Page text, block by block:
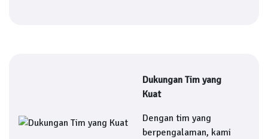
Dukungan Tim yang
Kuat
Dengan tim yang
berpengalaman, kami